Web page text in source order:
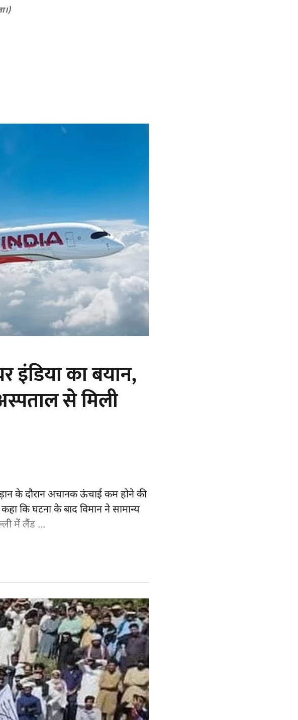
इंडिया का बयान,
से मिली
के दौरान अचानक ऊंचाई कम होने की
कि घटना के बाद विमान ने सामान्य
में लैंड ...